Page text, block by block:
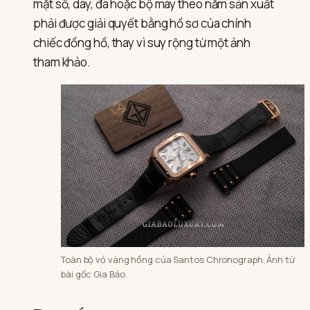
mặt số, dây, đá hoặc bộ máy theo năm sản xuất
phải được giải quyết bằng hồ sơ của chính
chiếc đồng hồ, thay vì suy rộng từ một ảnh
tham khảo.
Toàn bộ vỏ vàng hồng của Santos Chronograph. Ảnh từ
bài gốc Gia Bảo.